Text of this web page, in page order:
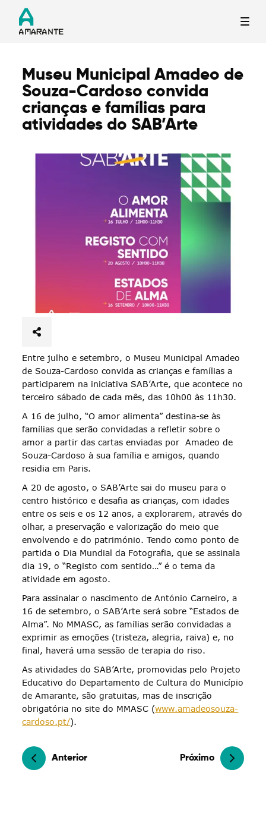
Termo de Pesquisa
Categorias gerais
Museu Municipal Amadeo de
Souza-Cardoso convida
crianças e famílias para
atividades do SAB’Arte
Entre julho e setembro, o Museu Municipal Amadeo
de Souza-Cardoso convida as crianças e famílias a
participarem na iniciativa SAB’Arte, que acontece no
terceiro sábado de cada mês, das 10h00 às 11h30.
A 16 de julho, “O amor alimenta” destina-se às
famílias que serão convidadas a refletir sobre o
amor a partir das cartas enviadas por Amadeo de
Souza-Cardoso à sua família e amigos, quando
residia em Paris.
A 20 de agosto, o SAB’Arte sai do museu para o
centro histórico e desafia as crianças, com idades
entre os seis e os 12 anos, a explorarem, através do
olhar, a preservação e valorização do meio que
envolvendo e do património. Tendo como ponto de
partida o Dia Mundial da Fotografia, que se assinala
dia 19, o “Registo com sentido…” é o tema da
atividade em agosto.
Para assinalar o nascimento de António Carneiro, a
16 de setembro, o SAB’Arte será sobre “Estados de
Alma”. No MMASC, as famílias serão convidadas a
exprimir as emoções (tristeza, alegria, raiva) e, no
final, haverá uma sessão de terapia do riso.
As atividades do SAB’Arte, promovidas pelo Projeto
Educativo do Departamento de Cultura do Município
de Amarante, são gratuitas, mas de inscrição
obrigatória no site do MMASC (www.amadeosouza-
cardoso.pt/).
Anterior Próximo